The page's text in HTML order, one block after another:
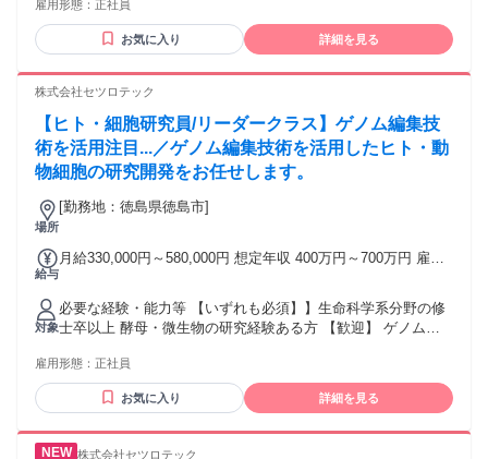
体制：配属後、営業やカウンセラーなど当社スタッフが全面
サポート。大手メーカーでのエンジニア経験をもつカウンセ
ラーの定期面談や成長支援プログラムにより無理なく自身に
に配属先からの評価を反映/有給取得推進/社宅完備など ◆キ
用を目指すことも可能 学歴・資格 学歴：大学院 大学 高専 短
大 専修学校 高校 語学力： 資格：
雇用形態： 正社員
お気に入り 詳細を見る
株式会社セツロテック
【ヒト・細胞研究員/リーダークラス】ゲノム編集技
術を活用注目...／ゲノム編集技術を活用したヒト・動
物細胞の研究開発をお任せします。
場所
[勤務地：徳島県徳島市]
給与
月給330,000円～580,000円 想定年収 400万円～700万円 雇用
給￥330,000～ 基本給￥330,000～を含む/月 諸手当：通勤手
当（会社規定に基づき支給）、残業手当（残業時間に応じて
別途支給） 試用期間 有 期間：6ヶ月 備考：変更無
対象
必要な経験・能力等 【いずれも必須】】生命科学系分野の修
士卒以上 酵母・微生物の研究経験ある方 【歓迎】 ゲノム編
レート部門、東京では営業部門が活動しています。スーパー
フレックス制を採用し、原則的に残業なしを目標にしていま
す。 学歴・資格 学歴：大学院 大学 語学力： 資格：
雇用形態： 正社員
お気に入り 詳細を見る
株式会社セツロテック